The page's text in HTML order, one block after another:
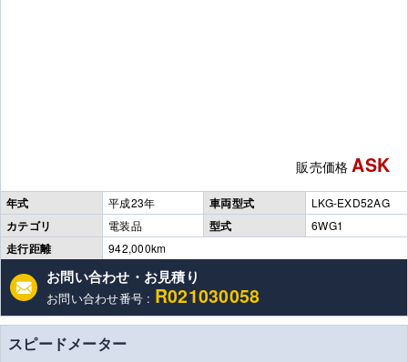
販売価格 ASK
年式 平成23年 車両型式 LKG-EXD52AG
カテゴリ 電装品 型式 6WG1
走行距離 942,000km
お問い合わせ・お見積り
お問い合わせ番号 : R021030058
スピードメーター